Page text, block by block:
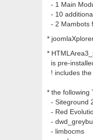
- 1 Main
- 10
- 2 Mambots
*
*
is pre-
! includes
* the following
- Siteground
- Red
-
- limbocms